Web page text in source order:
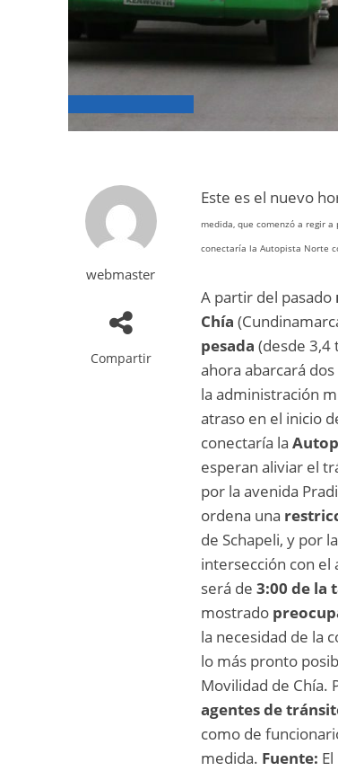
webmaster
Compartir
Este es el nuevo
medida, que comenzó a regir
conectaría la Autopista Norte
A partir del pasado
Chía
pesada (desde 3,4
ahora abarcará
la administración
atraso en el inicio
conectaría la
esperan aliviar el
por la avenida
ordena una
de Schapeli, y por
intersección con el
será de3:00 de la
mostrado
la necesidad de la
lo más pronto
Movilidad de Chía.
agentes de
como de
medida. Fuente: